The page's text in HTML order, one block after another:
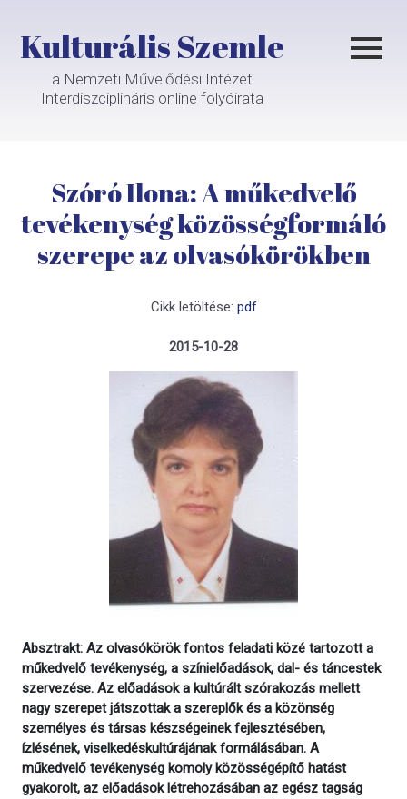
Kulturális Szemle
a Nemzeti Művelődési Intézet
Interdiszciplináris online folyóirata
Szóró Ilona: A műkedvelő
tevékenység közösségformáló
szerepe az olvasókörökben
Cikk letöltése: pdf
2015-10-28
Absztrakt: Az olvasókörök fontos feladati közé tartozott a
műkedvelő tevékenység, a színielőadások, dal- és táncestek
szervezése. Az előadások a kultúrált szórakozás mellett
nagy szerepet játszottak a szereplők és a közönség
személyes és társas készségeinek fejlesztésében,
ízlésének, viselkedéskultúrájának formálásában. A
műkedvelő tevékenység komoly közösségépítő hatást
gyakorolt, az előadások létrehozásában az egész tagság